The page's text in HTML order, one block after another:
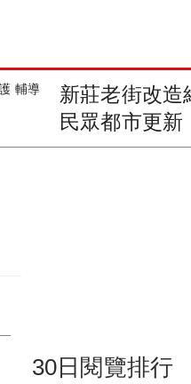
新莊老街改造
民眾都市更新
30日閱覽排行